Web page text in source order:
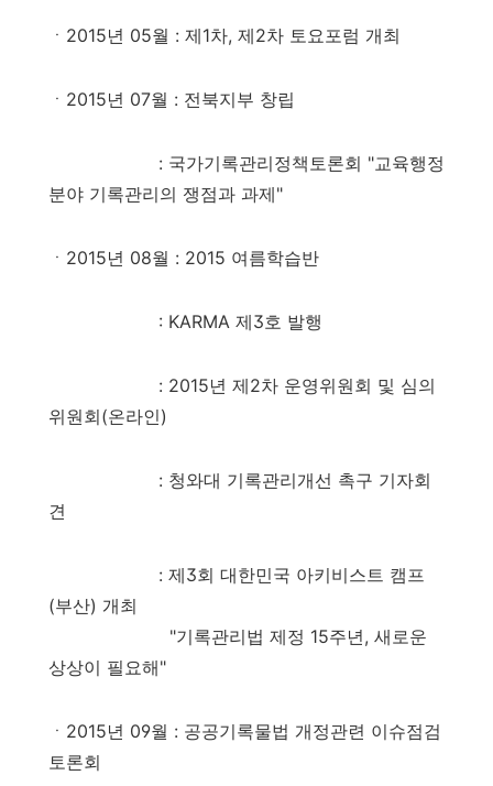
ㆍ2015년 05월 : 제1차, 제2차 토요포럼 개최
ㆍ2015년 07월 : 전북지부 창립
: 국가기록관리정책토론회 "교육행정
분야 기록관리의 쟁점과 과제"
ㆍ2015년 08월 : 2015 여름학습반
: KARMA 제3호 발행
: 2015년 제2차 운영위원회 및 심의
위원회(온라인)
: 청와대 기록관리개선 촉구 기자회
견
: 제3회 대한민국 아키비스트 캠프
(부산) 개최
"기록관리법 제정 15주년, 새로운
상상이 필요해"
ㆍ2015년 09월 : 공공기록물법 개정관련 이슈점검
토론회